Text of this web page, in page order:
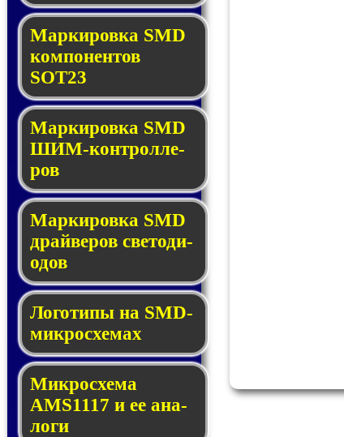
Маркировка SMD
ком­по­нен­тов
SOT23
Маркировка SMD
ШИМ-кон­трол­ле­
ров
Маркировка SMD
драй­ве­ров све­то­ди­
о­дов
Логотипы на SMD-
мик­ро­схе­мах
Микросхема
AMS1117 и ее ана­
ло­ги